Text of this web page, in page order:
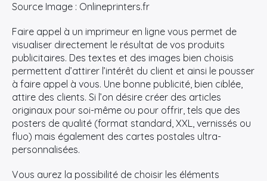
Source Image : Onlineprinters.fr
Faire appel à un imprimeur en ligne vous permet de
visualiser directement le résultat de vos produits
publicitaires. Des textes et des images bien choisis
permettent d’attirer l’intérêt du client et ainsi le pousser
à faire appel à vous. Une bonne publicité, bien ciblée,
attire des clients. Si l’on désire créer des articles
originaux pour soi-même ou pour offrir, tels que des
posters de qualité (format standard, XXL, vernissés ou
fluo) mais également des cartes postales ultra-
personnalisées.
Vous aurez la possibilité de choisir les éléments